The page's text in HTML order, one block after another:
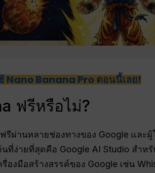
Nano Banana Pro ตอนนี้เลย!
ฟรีหรือไม่?
ผ่านหลายช่องทางของ Google และ
ที่ง่ายที่สุดคือ Google AI Studio สำห
องมือสร้างสรรค์ของ Google เช่น